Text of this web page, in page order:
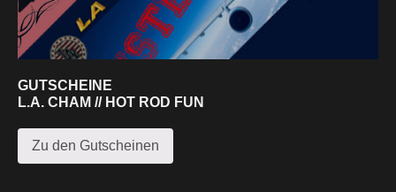
GUTSCHEINE
L.A. CHAM // HOT ROD FUN
Zu den Gutscheinen